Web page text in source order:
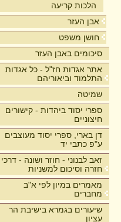
הלכות קריעה
אבן העזר
חושן משפט
סיכומים באבן העזר
אתר אגדות חז"ל - כל אגדות
התלמוד וביאוריהם
שמיטה
ספרי יסוד ביהדות - קישורים
חיצוניים
דן בארי, ספרי יסוד מעוצבים
ע"פ כתבי יד
זאב לבנוני - חוזר ושונה - דרכי
חזרה וסיכום למשניות
מאמרים במיון לפי א"ב
מחברים
שיעורים בגמרא בישיבת הר
עציון